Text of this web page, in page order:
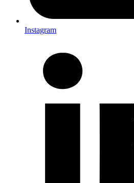
Instagram